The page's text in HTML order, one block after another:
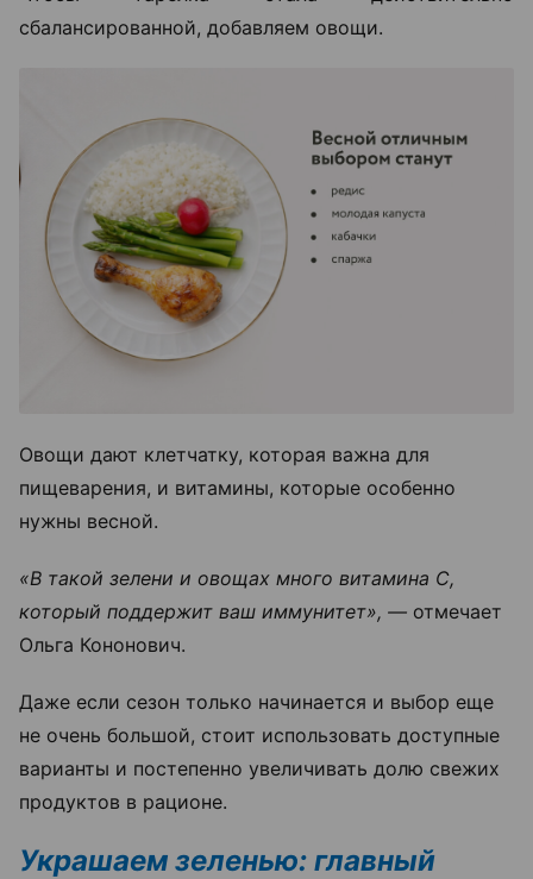
сбалансированной, добавляем овощи.
Овощи дают клетчатку, которая важна для
пищеварения, и витамины, которые особенно
нужны весной.
«В такой зелени и овощах много витамина С,
который поддержит ваш иммунитет», — отмечает
Ольга Кононович.
Даже если сезон только начинается и выбор еще
не очень большой, стоит использовать доступные
варианты и постепенно увеличивать долю свежих
продуктов в рационе.
Украшаем зеленью: главный